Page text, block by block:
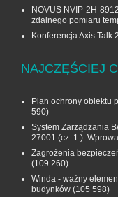
NOVUS NVIP-2H-
zdalnego pomiaru
Konferencja Axis Talk
NAJCZĘŚCIEJ
Plan ochrony obiektu
590)
System Zarządzania
27001 (cz. 1.).
Zagrożenia
(109 260)
Winda - ważny
budynków (105 598)